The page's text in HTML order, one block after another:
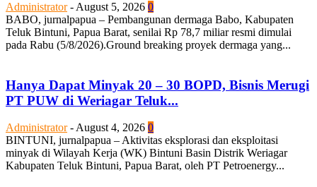
Administrator - August 5, 2026 0
BABO, jurnalpapua – Pembangunan dermaga Babo, Kabupaten
Teluk Bintuni, Papua Barat, senilai Rp 78,7 miliar resmi dimulai
pada Rabu (5/8/2026).Ground breaking proyek dermaga yang...
Hanya Dapat Minyak 20 – 30 BOPD, Bisnis Merugi
PT PUW di Weriagar Teluk...
Administrator -August 4, 2026 0
BINTUNI, jurnalpapua – Aktivitas eksplorasi dan eksploitasi
minyak di Wilayah Kerja (WK) Bintuni Basin Distrik Weriagar
Kabupaten Teluk Bintuni, Papua Barat, oleh PT Petroenergy...